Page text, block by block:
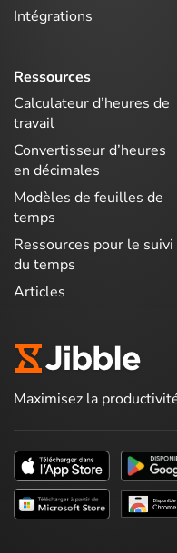
Intégrations
Ressources
Calculateur d’heures de
travail
Convertisseur d’heures
en décimales
Modèles de feuilles de
temps
Ressources pour le suivi
du temps
Articles
Maximisez la